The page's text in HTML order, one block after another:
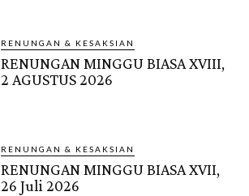
RENUNGAN & KESAKSIAN
RENUNGAN MINGGU BIASA XVIII,
2 AGUSTUS 2026
RENUNGAN & KESAKSIAN
RENUNGAN MINGGU BIASA XVII,
26 Juli 2026